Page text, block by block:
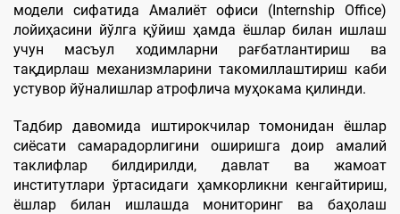
модели сифатида Амалиёт офиси (Internship Office)
лойиҳасини йўлга қўйиш ҳамда ёшлар билан ишлаш
учун масъул ходимларни рағбатлантириш ва
тақдирлаш механизмларини такомиллаштириш каби
устувор йўналишлар атрофлича муҳокама қилинди.
Тадбир давомида иштирокчилар томонидан ёшлар
сиёсати самарадорлигини оширишга доир амалий
таклифлар билдирилди, давлат ва жамоат
институтлари ўртасидаги ҳамкорликни кенгайтириш,
ёшлар билан ишлашда мониторинг ва баҳолаш